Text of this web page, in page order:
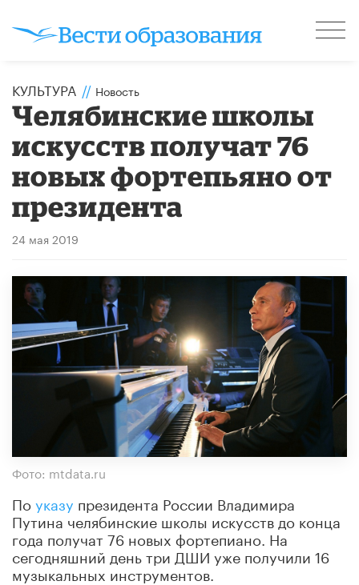
КУЛЬТУРА // Новость
Челябинские школы
искусств получат 76
новых фортепьяно от
президента
24 мая 2019
Фото: mtdata.ru
Поуказу президента России Владимира
Путина челябинские школы искусств до конца
года получат 76 новых фортепиано. На
сегодняшний день три ДШИ уже получили 16
музыкальных инструментов.